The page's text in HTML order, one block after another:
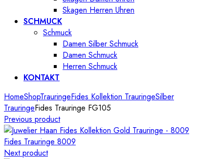
Skagen Herren Uhren
SCHMUCK
Schmuck
Damen Silber Schmuck
Damen Schmuck
Herren Schmuck
KONTAKT
HomeShopTrauringeFides Kollektion TrauringeSilber
TrauringeFides Trauringe FG105
Previous product
Fides Trauringe 8009
Next product